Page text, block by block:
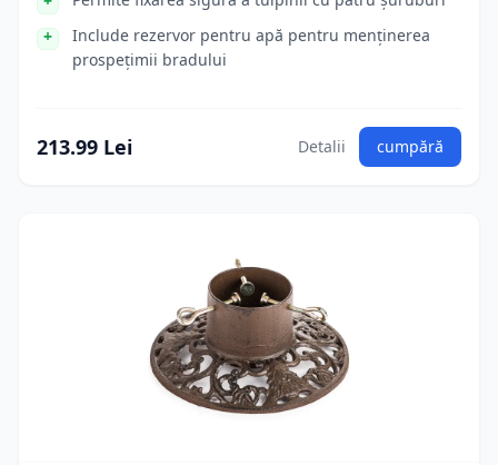
Include rezervor pentru apă pentru menținerea
prospețimii bradului
213.99 Lei Detalii cumpără